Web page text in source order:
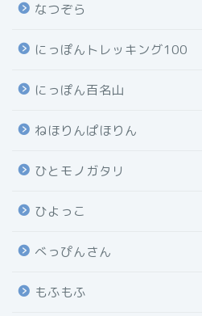
なつぞら
にっぽんトレッキング100
にっぽん百名山
ねほりんぱほりん
ひとモノガタリ
ひよっこ
べっぴんさん
もふもふ